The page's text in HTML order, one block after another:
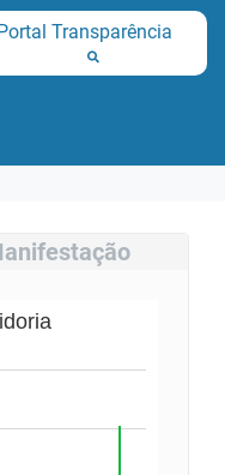
Transparência